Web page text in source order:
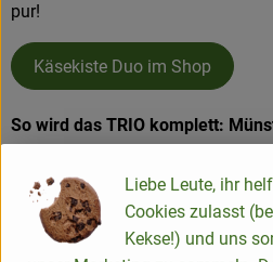
pur!
Käsekiste Duo im Shop
So wird das TRIO komplett:
Der Wilde Bernd ist ein
einem speziellen
Holzfass gelagerten Dinkelkorn
Liebe Leute, ihr
Cookies zulasst
Kekse!) und uns